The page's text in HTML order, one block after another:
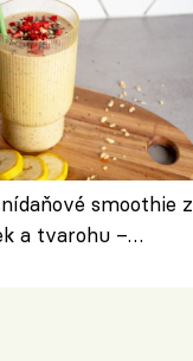
smoothie z
a tvarohu –